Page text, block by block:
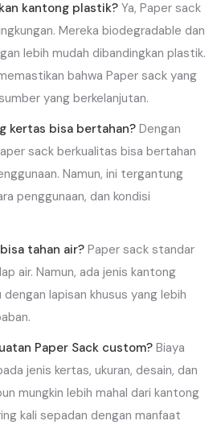
kantong plastik? Ya, Paper sack
Mereka biodegradable dan
lebih mudah dibandingkan plastik.
bahwa Paper sack yang
yang berkelanjutan.
kertas bisa bertahan? Dengan
sack berkualitas bisa bertahan
Namun, ini tergantung
penggunaan, dan kondisi
bisa tahan air? Paper sack standar
air. Namun, ada jenis kantong
lapisan khusus yang lebih
Paper Sack custom? Biaya
jenis kertas, ukuran, desain, dan
mungkin lebih mahal dari kantong
kali sepadan dengan manfaat